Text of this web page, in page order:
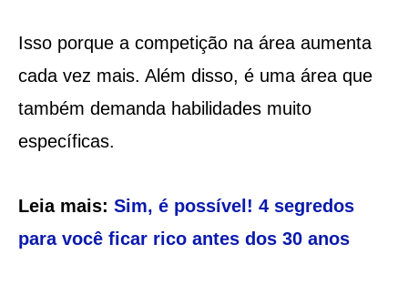
Isso porque a competição na área aumenta
cada vez mais. Além disso, é uma área que
também demanda habilidades muito
específicas.
Leia mais: Sim, é possível! 4 segredos
para você ficar rico antes dos 30 anos